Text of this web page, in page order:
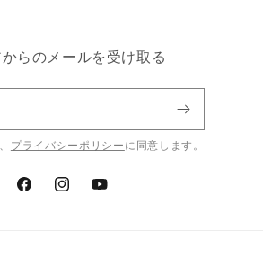
らのメールを受け取る
プライバシーポリシーに同意します。
FacebookInstagramYouTube